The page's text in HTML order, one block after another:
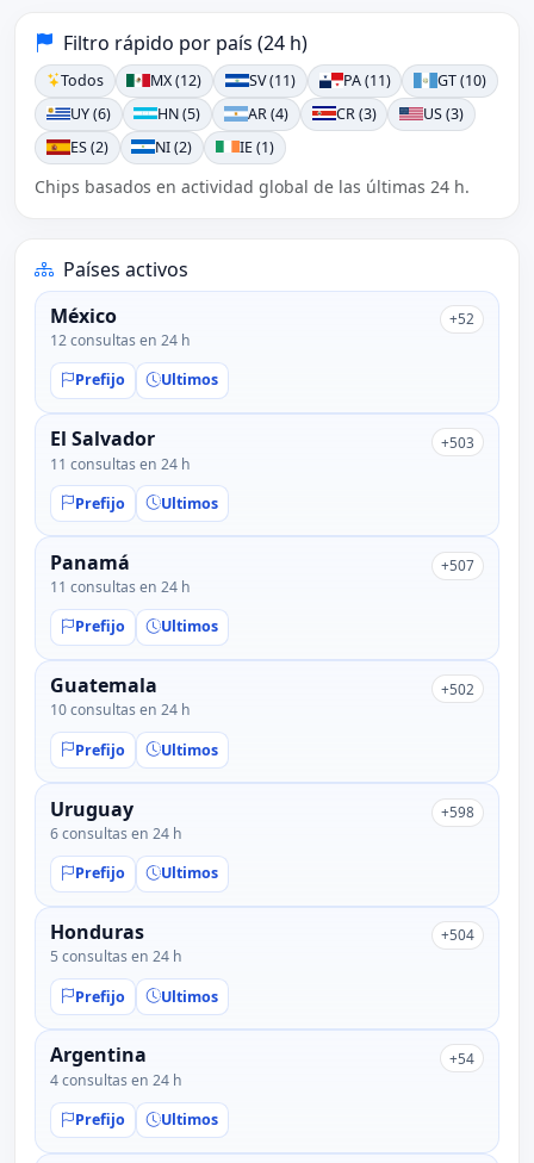
Filtro rápido por país (24 h)
Todos MX (12) SV (11) PA (11)
GT (10)
UY (6)
HN (5) AR (4) CR (3)
US (3)
ES (2)
NI (2) IE (1)
Chips basados en actividad global de las últimas 24 h.
Países activos
México
12 consultas en 24 h
+52
Prefijo Ultimos
El Salvador
11 consultas en 24 h
+503
Prefijo Ultimos
Panamá
11 consultas en 24 h
+507
Prefijo Ultimos
Guatemala
10 consultas en 24 h
+502
Prefijo Ultimos
Uruguay
6 consultas en 24 h
+598
Prefijo Ultimos
Honduras
5 consultas en 24 h
+504
Prefijo Ultimos
Argentina
4 consultas en 24 h
+54
Prefijo Ultimos